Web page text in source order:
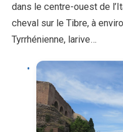
dans le centre-ouest de
cheval sur le Tibre, à
Tyrrhénienne, larive…